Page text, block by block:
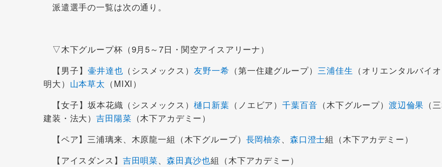
派遣選手の一覧は次の通り。
▽木下グループ杯（9月5～7日・関空アイスアリーナ）
【男子】 壷井達也 （シスメックス） 友野一希 （第一住建グループ）三浦佳生 （オリエンタルバイ
明大） 山本草太 （MIXI）
【女子】坂本花織（シスメックス） 樋口新葉 （ノエビア）千葉百音 （木下グループ） 渡辺倫果 （
建装・法大）吉田陽菜 （木下アカデミー）
【ペア】三浦璃来、木原龍一組（木下グループ） 長岡柚奈、 森口澄士組（木下アカデミー）
【アイスダンス】 吉田唄菜、 森田真沙也組（木下アカデミー）